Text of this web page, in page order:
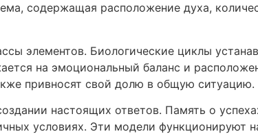
содержащая расположение духа,
элементов. Биологические циклы
на эмоциональный баланс и
привносят свой долю в общую ситуацию.
настоящих ответов. Память о
условиях. Эти модели функционируют